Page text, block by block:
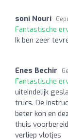
soni Nouri
Fantastische
Ik ben zeer
Enes Bechir
Fantastische
uiteindelijk
trucs. De
beter kon en
thuis
verliep vlotjes